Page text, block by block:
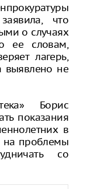
что
о случаях
ее словам,
лагерь,
выявлено не
Борис
показания
в
на проблемы
со